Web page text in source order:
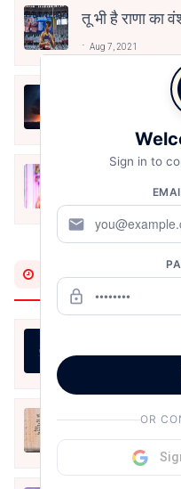
तू भी है राणा का
Aug 7, 2021
हिज्र पे ये रात भी
अनामिका अम्बर
Dec 24, 2021
Most Recent
अपनत्व
Aug 6, 2026
Sign in to
mail
lock_outline
OR